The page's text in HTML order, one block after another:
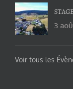
3
Voir tous les